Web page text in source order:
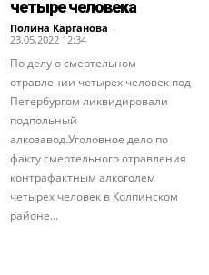
четыре человека
Полина Карганова -
23.05.2022 12:34
По делу о смертельном
отравлении четырех человек под
Петербургом ликвидировали
подпольный
алкозавод.Уголовное дело по
факту смертельного отравления
контрафактным алкоголем
четырех человек в Колпинском
районе...